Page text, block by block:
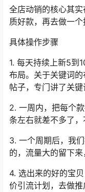
全店动销的核心其
质好款，再去做一个
具体操作步骤
1. 每天持续上新5到
布局。关于关键词
帖子，专门讲了关键
2. 一周内，把每个
条左右就差不多了，
3. 一个周期后，我
的，流量大的留下来
4. 选出来的好的宝
价引流计划，去做推